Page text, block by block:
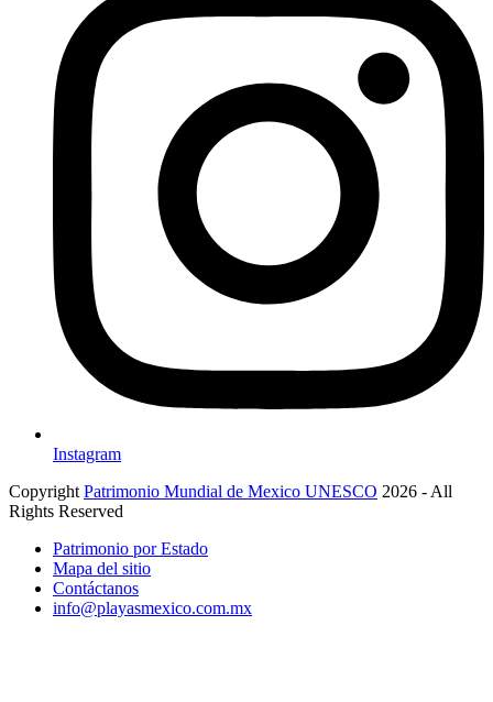
Instagram
Copyright Patrimonio Mundial de Mexico UNESCO 2026 - All
Rights Reserved
Patrimonio por Estado
Mapa del sitio
Contáctanos
info@playasmexico.com.mx